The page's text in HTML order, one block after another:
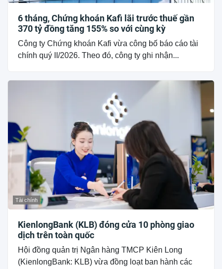
6 tháng, Chứng khoán Kafi lãi trước thuế gần
370 tỷ đồng tăng 155% so với cùng kỳ
Công ty Chứng khoán Kafi vừa công bố báo cáo tài
chính quý II/2026. Theo đó, công ty ghi nhận...
Tài chính
KienlongBank (KLB) đóng cửa 10 phòng giao
dịch trên toàn quốc
Hội đồng quản trị Ngân hàng TMCP Kiên Long
(KienlongBank: KLB) vừa đồng loạt ban hành các